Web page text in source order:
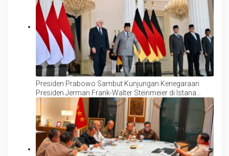
Presiden Prabowo Sambut Kunjungan Kenegaraan
Presiden Jerman Frank-Walter Steinmeier di Istana